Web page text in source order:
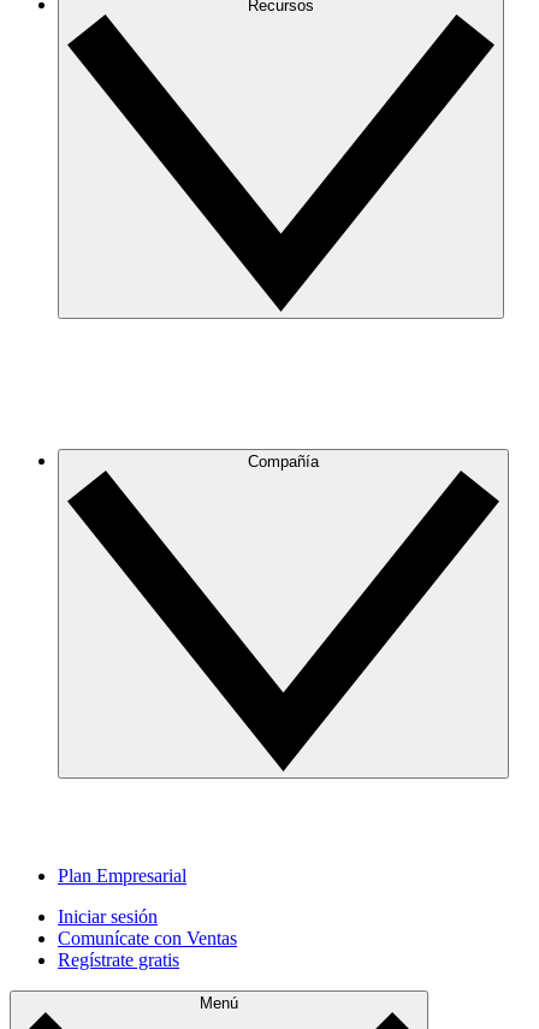
Recursos
Compañía
Plan Empresarial
Iniciar sesión
Comunícate con Ventas
Regístrate gratis
Menú